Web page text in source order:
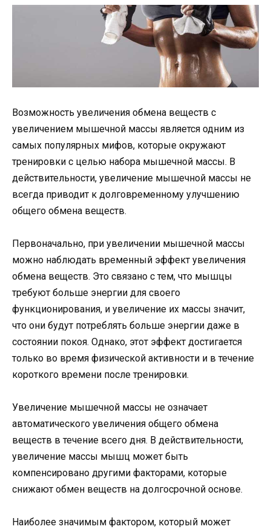
Возможность увеличения обмена веществ с
увеличением мышечной массы является одним из
самых популярных мифов, которые окружают
тренировки с целью набора мышечной массы. В
действительности, увеличение мышечной массы не
всегда приводит к долговременному улучшению
общего обмена веществ.
Первоначально, при увеличении мышечной массы
можно наблюдать временный эффект увеличения
обмена веществ. Это связано с тем, что мышцы
требуют больше энергии для своего
функционирования, и увеличение их массы значит,
что они будут потреблять больше энергии даже в
состоянии покоя. Однако, этот эффект достигается
только во время физической активности и в течение
короткого времени после тренировки.
Увеличение мышечной массы не означает
автоматического увеличения общего обмена
веществ в течение всего дня. В действительности,
увеличение массы мышц может быть
компенсировано другими факторами, которые
снижают обмен веществ на долгосрочной основе.
Наиболее значимым фактором, который может